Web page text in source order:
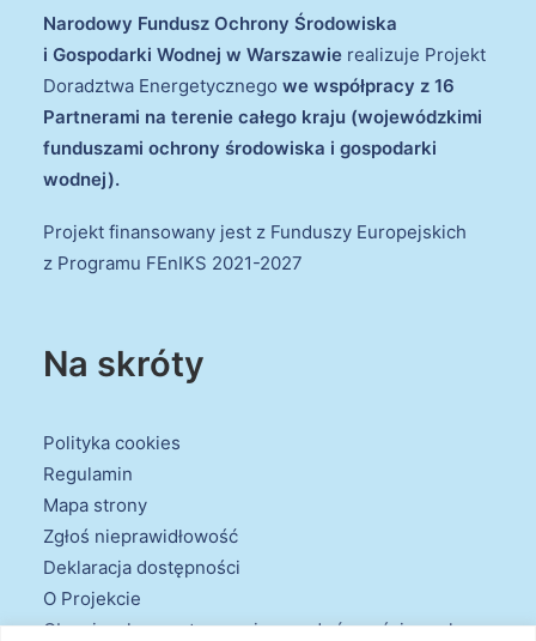
Narodowy Fundusz Ochrony Środowiska
i Gospodarki Wodnej w Warszawie realizuje Projekt
Doradztwa Energetycznego we współpracy z 16
Partnerami na terenie całego kraju (wojewódzkimi
funduszami ochrony środowiska i gospodarki
wodnej).
Projekt finansowany jest z Funduszy Europejskich
z Programu FEnIKS 2021-2027
Na skróty
Polityka cookies
Regulamin
Mapa strony
Zgłoś nieprawidłowość
Deklaracja dostępności
O Projekcie
Obowiązek przestrzegania zasad równościowych